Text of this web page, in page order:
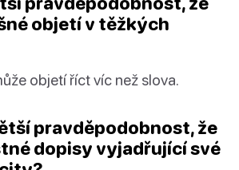
objetí v těžkých
objetí říct víc než slova.
pravděpodobnost, že
dopisy vyjadřující své